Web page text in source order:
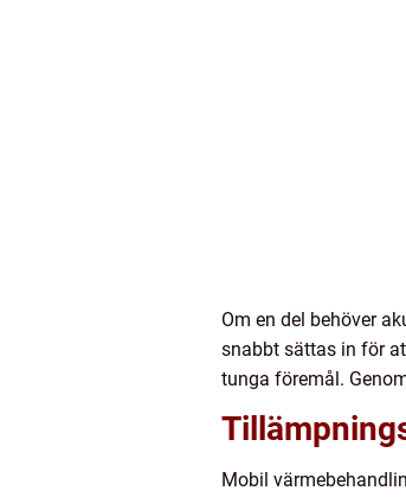
Om en del behöver
snabbt sättas in för
tunga föremål.
Mobil